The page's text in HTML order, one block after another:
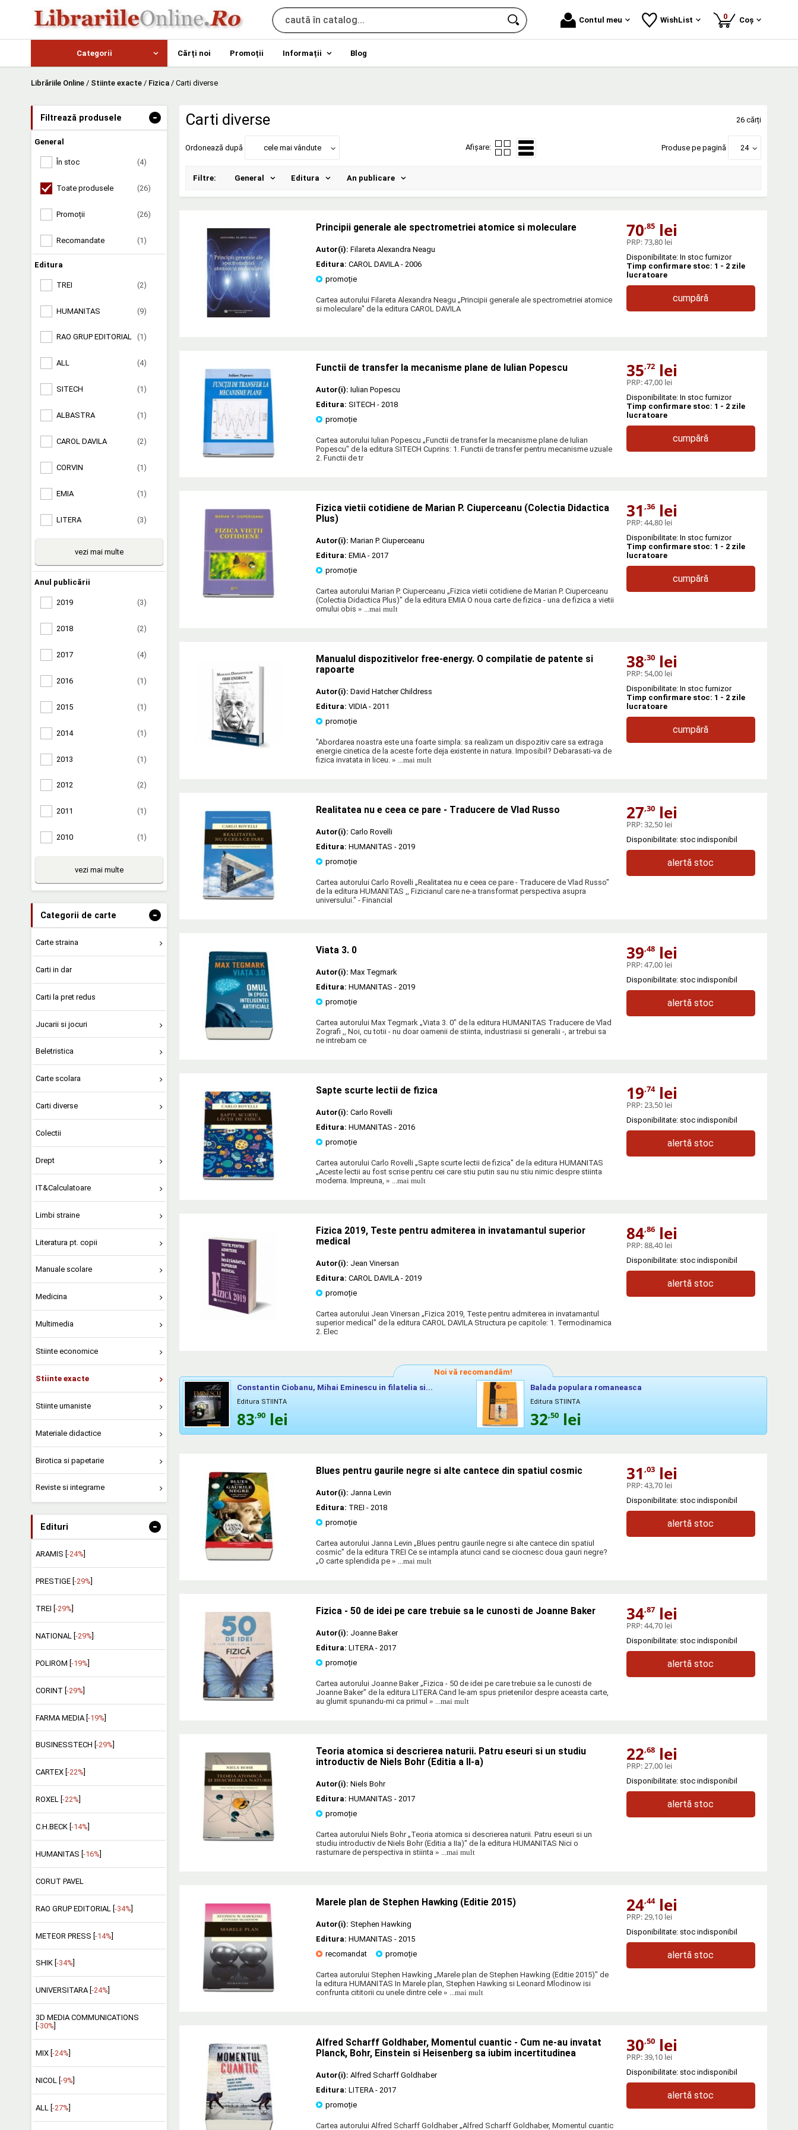
Contul meu WishList 0produse
Coș
Categorii Cărți noi Promoții Informații Blog
Librăriile Online / Stiinte exacte / Fizica / Carti diverse
Filtrează produsele -
General
În stoc (4)
Toate produsele (26)
Promoții (26)
Recomandate (1)
Editura
TREI (2)
HUMANITAS (9)
RAO GRUP EDITORIAL (1)
ALL (4)
SITECH (1)
ALBASTRA (1)
CAROL DAVILA (2)
CORVIN (1)
EMIA (1)
LITERA (3)
vezi mai multe
Anul publicării
2019 (3)
2018 (2)
2017 (4)
2016 (1)
2015 (1)
2014 (1)
2013 (1)
2012 (2)
2011 (1)
2010 (1)
vezi mai multe
Categorii de carte -
Carte straina
Carti in dar
Carti la pret redus
Jucarii si jocuri
Beletristica
Carte scolara
Carti diverse
Colectii
Drept
IT&Calculatoare
Limbi straine
Literatura pt. copii
Manuale scolare
Medicina
Multimedia
Stiinte economice
Stiinte exacte
Stiinte umaniste
Materiale didactice
Birotica si papetarie
Reviste si integrame
Edituri -
ARAMIS [ -24%
PRESTIGE [ -29%
TREI [ -29%
NATIONAL [ -29%
POLIROM [ -19%
CORINT [-29%]
FARMA MEDIA [-19%]
BUSINESSTECH [ -29%
CARTEX [ -22%
ROXEL [ -22%
C.H.BECK [ -14%
HUMANITAS [ -16%
CORUT PAVEL
RAO GRUP EDITORIAL [-34%]
METEOR PRESS [-14%]
SHIK [ -34%
UNIVERSITARA [ -24%
3D MEDIA COMMUNICATIONS
-30%
MIX [ -24%
NICOL [ -9%
ALL [ -27%
Carti diverse 26 cărți
Ordonează după cele mai vândute Afișare: Produse pe pagină 24
Filtre: General Editura An publicare
Principii generale ale spectrometriei atomice si moleculare
Autor(i): Filareta Alexandra Neagu
Editura: CAROL DAVILA - 2006
promoție
Cartea autorului Filareta Alexandra Neagu „Principii generale ale spectrometriei atomice
si moleculare" de la editura CAROL DAVILA
70,85lei
PRP:73,80 lei
Disponibilitate: In stoc furnizor
Timp confirmare stoc: 1 - 2 zile
lucratoare
cumpără
Functii de transfer la mecanisme plane de Iulian Popescu
Autor(i): Iulian Popescu
Editura: SITECH - 2018
promoție
Cartea autorului Iulian Popescu „Functii de transfer la mecanisme plane de Iulian
Popescu" de la editura SITECH Cuprins: 1. Functii de transfer pentru mecanisme uzuale
2. Functii de tr
35,72lei
PRP:47,00 lei
Disponibilitate: In stoc furnizor
Timp confirmare stoc: 1 - 2 zile
lucratoare
cumpără
Fizica vietii cotidiene de Marian P. Ciuperceanu (Colectia Didactica
Plus)
Autor(i): Marian P. Ciuperceanu
Editura: EMIA - 2017
promoție
Cartea autorului Marian P. Ciuperceanu „Fizica vietii cotidiene de Marian P. Ciuperceanu
(Colectia Didactica Plus)" de la editura EMIA O noua carte de fizica - una de fizica a vietii
omului obis » ...mai mult
31 ,36lei
PRP:44,80 lei
Disponibilitate: In stoc furnizor
Timp confirmare stoc: 1 - 2 zile
lucratoare
cumpără
Manualul dispozitivelor free-energy. O compilatie de patente si
rapoarte
Autor(i): David Hatcher Childress
Editura: VIDIA - 2011
promoție
"Abordarea noastra este una foarte simpla: sa realizam un dispozitiv care sa extraga
energie cinetica de la aceste forte deja existente in natura. Imposibil? Debarasati-va de
fizica invatata in liceu. » ...mai mult
38,30lei
PRP: 54,00 lei
Disponibilitate: In stoc furnizor
Timp confirmare stoc: 1 - 2 zile
lucratoare
cumpără
Realitatea nu e ceea ce pare - Traducere de Vlad Russo
Autor(i): Carlo Rovelli
Editura: HUMANITAS - 2019
promoție
Cartea autorului Carlo Rovelli „Realitatea nu e ceea ce pare - Traducere de Vlad Russo"
de la editura HUMANITAS ,, Fizicianul care ne-a transformat perspectiva asupra
universului." - Financial
27,30lei
PRP:32,50 lei
Disponibilitate: stoc indisponibil
alertă stoc
Viata 3. 0
Autor(i): Max Tegmark
Editura: HUMANITAS - 2019
promoție
Cartea autorului Max Tegmark „Viata 3. 0" de la editura HUMANITAS Traducere de Vlad
Zografi ,, Noi, cu totii - nu doar oamenii de stiinta, industriasii si generalii -, ar trebui sa
ne intrebam ce
39,48lei
PRP:47,00 lei
Disponibilitate: stoc indisponibil
alertă stoc
Sapte scurte lectii de fizica
Autor(i): Carlo Rovelli
Editura: HUMANITAS - 2016
promoție
Cartea autorului Carlo Rovelli „Sapte scurte lectii de fizica" de la editura HUMANITAS
„Aceste lectii au fost scrise pentru cei care stiu putin sau nu stiu nimic despre stiinta
moderna. Impreuna, » ...mai mult
19,74lei
PRP: 23,50 lei
Disponibilitate: stoc indisponibil
alertă stoc
Fizica 2019, Teste pentru admiterea in invatamantul superior
medical
Autor(i): Jean Vinersan
Editura: CAROL DAVILA - 2019
promoție
Cartea autorului Jean Vinersan „Fizica 2019, Teste pentru admiterea in invatamantul
superior medical" de la editura CAROL DAVILA Structura pe capitole: 1. Termodinamica
2. Elec
84,86lei
PRP:88,40 lei
Disponibilitate: stoc indisponibil
alertă stoc
Noi vă recomandăm!
Constantin Ciobanu, Mihai Eminescu in filatelia si...
Editura STIINTA
83,90 lei
Balada populara romaneasca
Editura STIINTA
32,50 lei
Blues pentru gaurile negre si alte cantece din spatiul cosmic
Autor(i): Janna Levin
Editura: TREI - 2018
promoție
Cartea autorului Janna Levin „Blues pentru gaurile negre si alte cantece din spatiul
cosmic" de la editura TREI Ce se intampla atunci cand se ciocnesc doua gauri negre?
„O carte splendida pe » ...mai mult
31 ,03lei
PRP:43,70 lei
Disponibilitate: stoc indisponibil
alertă stoc
Fizica - 50 de idei pe care trebuie sa le cunosti de Joanne Baker
Autor(i): Joanne Baker
Editura: LITERA - 2017
promoție
Cartea autorului Joanne Baker „Fizica - 50 de idei pe care trebuie sa le cunosti de
Joanne Baker" de la editura LITERA Cand le-am spus prietenilor despre aceasta carte,
au glumit spunandu-mi ca primul » ...mai mult
34,87lei
PRP:44,70 lei
Disponibilitate: stoc indisponibil
alertă stoc
Teoria atomica si descrierea naturii. Patru eseuri si un studiu
introductiv de Niels Bohr (Editia a II-a)
Autor(i): Niels Bohr
Editura: HUMANITAS - 2017
promoție
Cartea autorului Niels Bohr „Teoria atomica si descrierea naturii. Patru eseuri si un
studiu introductiv de Niels Bohr (Editia a IIa)" de la editura HUMANITAS Nici o
rasturnare de perspectiva in stiinta » ...mai mult
22,68lei
PRP: 27,00 lei
Disponibilitate: stoc indisponibil
alertă stoc
Marele plan de Stephen Hawking (Editie 2015)
Autor(i): Stephen Hawking
Editura: HUMANITAS - 2015
recomandat
promoție
Cartea autorului Stephen Hawking „Marele plan de Stephen Hawking (Editie 2015)" de
la editura HUMANITAS In Marele plan, Stephen Hawking si Leonard Mlodinow isi
confrunta cititorii cu unele dintre cele » ...mai mult
24,44lei
PRP: 29,10 lei
Disponibilitate: stoc indisponibil
alertă stoc
Alfred Scharff Goldhaber, Momentul cuantic - Cum ne-au invatat
Planck, Bohr, Einstein si Heisenberg sa iubim incertitudinea
Autor(i): Alfred Scharff Goldhaber
Editura: LITERA - 2017
promoție
Cartea autorului Alfred Scharff Goldhaber „Alfred Scharff Goldhaber, Momentul cuantic
30,50lei
PRP:39,10 lei
Disponibilitate: stoc indisponibil
alertă stoc